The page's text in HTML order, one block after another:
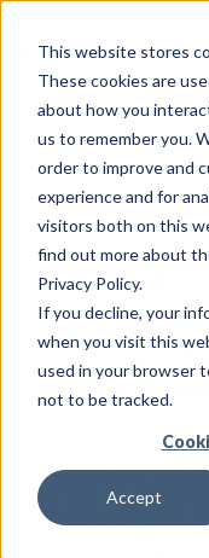
This website stores
These cookies are
about how you
us to remember you.
order to improve and
experience and for
visitors both on this
find out more about
Privacy Policy.
If you decline, your
when you visit this
used in your browser
not to be tracked.
Accept
Qonto
Corma stellt eine
die
Softwarekosten
Management
Corma verbessert das
die Integration mit
Plattform für
das
Software-as-a-Service